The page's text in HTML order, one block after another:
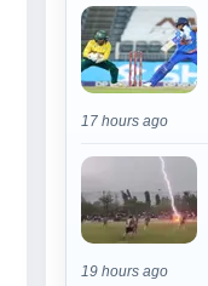
17 hours ago
19 hours ago